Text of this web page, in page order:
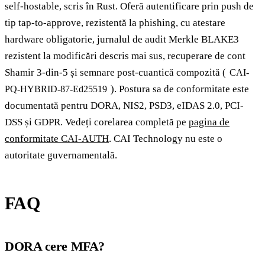
self-hostable, scris în Rust. Oferă autentificare prin push de
tip tap-to-approve, rezistentă la phishing, cu atestare
hardware obligatorie, jurnalul de audit Merkle BLAKE3
rezistent la modificări descris mai sus, recuperare de cont
Shamir 3-din-5 și semnare post-cuantică compozită ( CAI-
PQ-HYBRID-87-Ed25519 ). Postura sa de conformitate este
documentată pentru DORA, NIS2, PSD3, eIDAS 2.0, PCI-
DSS și GDPR. Vedeți corelarea completă pe pagina de
conformitate CAI-AUTH. CAI Technology nu este o
autoritate guvernamentală.
FAQ
DORA cere MFA?